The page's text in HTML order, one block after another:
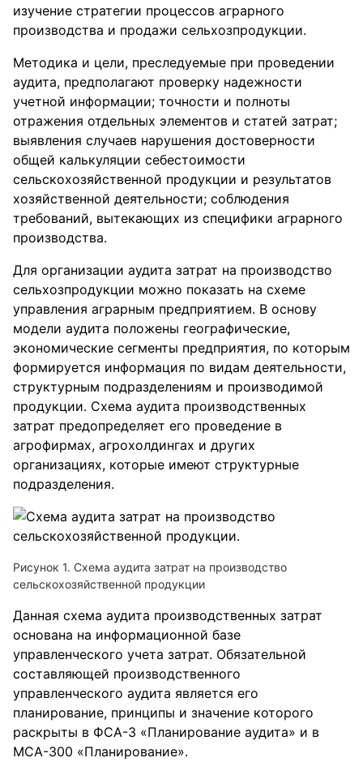
изучение стратегии процессов аграрного
производства и продажи сельхозпродукции.
Методика и цели, преследуемые при проведении
аудита, предполагают проверку надежности
учетной информации; точности и полноты
отражения отдельных элементов и статей затрат;
выявления случаев нарушения достоверности
общей калькуляции себестоимости
сельскохозяйственной продукции и результатов
хозяйственной деятельности; соблюдения
требований, вытекающих из специфики аграрного
производства.
Для организации аудита затрат на производство
сельхозпродукции можно показать на схеме
управления аграрным предприятием. В основу
модели аудита положены географические,
экономические сегменты предприятия, по которым
формируется информация по видам деятельности,
структурным подразделениям и производимой
продукции. Схема аудита производственных
затрат предопределяет его проведение в
агрофирмах, агрохолдингах и других
организациях, которые имеют структурные
подразделения.
Рисунок 1. Схема аудита затрат на производство
сельскохозяйственной продукции
Данная схема аудита производственных затрат
основана на информационной базе
управленческого учета затрат. Обязательной
составляющей производственного
управленческого аудита является его
планирование, принципы и значение которого
раскрыты в ФСА-3 «Планирование аудита» и в
МСА-300 «Планирование».